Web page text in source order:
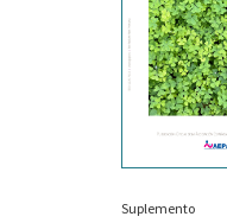
Suplemento